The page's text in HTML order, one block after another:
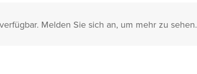
Melden Sie sich an, um mehr zu sehen.